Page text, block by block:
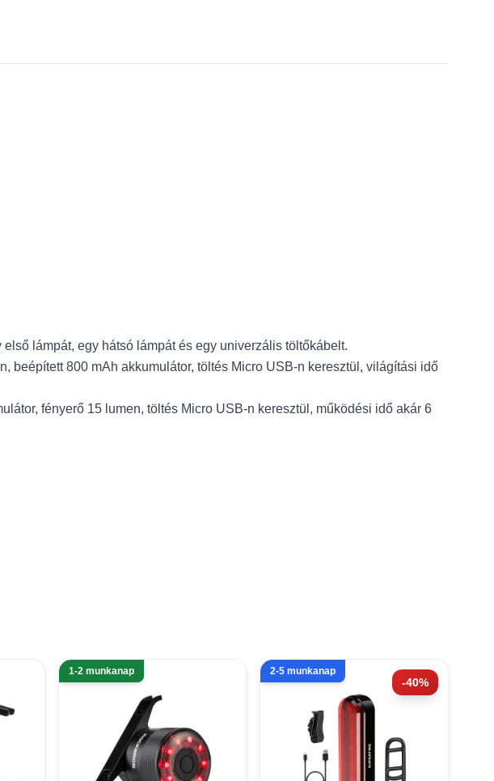
lámpát, egy hátsó lámpát és egy univerzális töltőkábelt.
beépített 800 mAh akkumulátor, töltés Micro USB-n keresztül, világítási idő
fényerő 15 lumen, töltés Micro USB-n keresztül, működési idő akár 6
1-2 munkanap
-40%
2-5 munkanap